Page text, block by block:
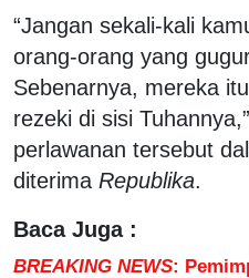
“Jangan sekali-kali
orang-orang yang
Sebenarnya, mereka
rezeki di sisi
perlawanan tersebut
diterima Republika.
Baca Juga :
BREAKING NEWS: